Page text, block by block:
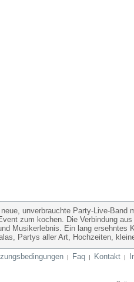
neue, unverbrauchte Party-Live-Band
zum kochen. Die Verbindung
Musikerlebnis. Ein lang
Partys aller Art, Hochzeiten,
| Faq | Kontakt |